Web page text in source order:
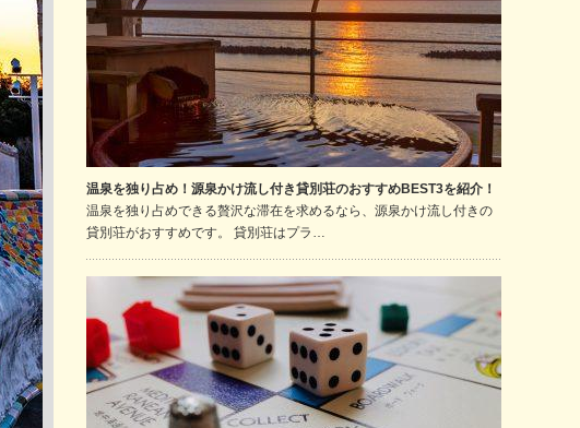
温泉を独り占め！源泉かけ流し付き貸別荘のおすすめBEST3を紹介！
温泉を独り占めできる贅沢な滞在を求めるなら、源泉かけ流し付きの
貸別荘がおすすめです。 貸別荘はプラ…